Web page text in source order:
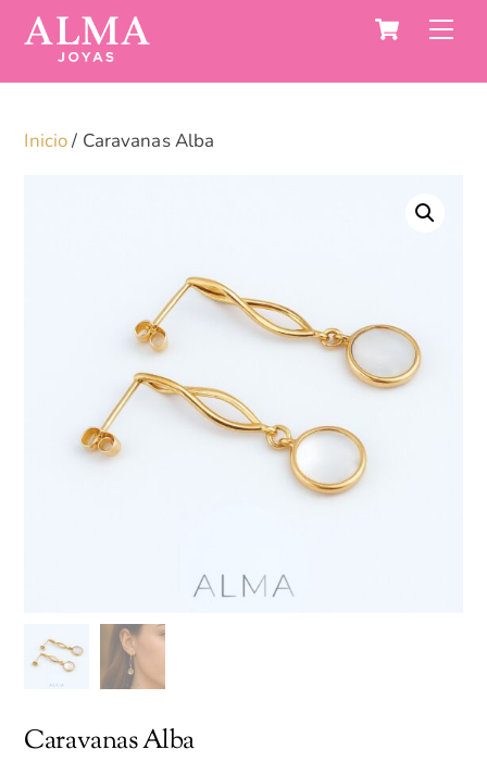
Saltar
Carro
Inicio/ Caravanas Alba
Caravanas Alba